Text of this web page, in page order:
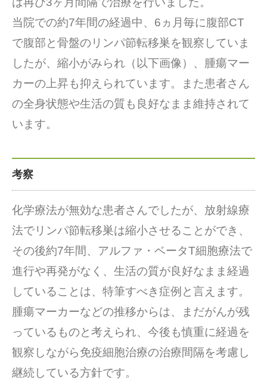
当院での約7年間の経過中、6ヵ月毎に腹部CT
で腹部と骨盤のリンパ節転移巣を観察していま
したが、縮小がみられ（以下画像）、腫瘍マー
カーの上昇も抑えられています。また患者さん
の全身状態や生活の質も良好なまま維持されて
います。
考察
化学療法が無効な患者さんでしたが、放射線療
法でリンパ節転移巣は縮小させることができ、
その後約7年間、アルファ・ベータT細胞療法で
進行や再発がなく、生活の質が良好なまま経過
していることは、特筆すべき症例と言えます。
腫瘍マーカーなどの推移からは、まだがんが残
っているものと考えられ、今後も慎重に経過を
観察しながら免疫細胞治療の治療間隔を考慮し
継続している方針です。